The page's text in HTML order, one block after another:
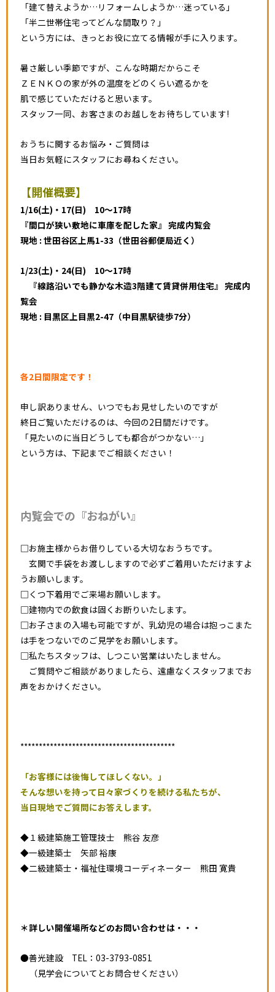
「建て替えようか…リフォームしようか…迷っている」
「半二世帯住宅ってどんな間取り？」
という方には、きっとお役に立てる情報が手に入ります。
暑さ厳しい季節ですが、こんな時期だからこそ
ＺＥＮＫＯの家が外の温度をどのくらい遮るかを
肌で感じていただけると思います。
スタッフ一同、お客さまのお越しをお待ちしています!
おうちに関するお悩み・ご質問は
当日お気軽にスタッフにお尋ねください。
【開催概要】
1/16(土)・17(日) 10～17時
『間口が狭い敷地に車庫を配した家』 完成内覧会
現地 : 世田谷区上馬1-33（世田谷郵便局近く）
1/23(土)・24(日) 10～17時
『線路沿いでも静かな木造3階建て賃貸併用住宅』 完成内
覧会
現地 : 目黒区上目黒2-47（中目黒駅徒歩7分）
各2日間限定です ！
申し訳ありません、いつでもお見せしたいのですが
終日ご覧いただけるのは、今回の2日間だけです。
「見たいのに当日どうしても都合がつかない…」
という方は、下記までご相談ください！
内覧会での『おねがい』
□お施主様からお借りしている大切なおうちです。
玄関で手袋をお渡ししますので必ずご着用いただけますよ
うお願いします。
□くつ下着用でご来場お願いします。
□建物内での飲食は固くお断りいたします。
□お子さまの入場も可能ですが、乳幼児の場合は抱っこまた
は手をつないでのご見学をお願いします。
□私たちスタッフは、しつこい営業はいたしません。
ご質問やご相談がありましたら、遠慮なくスタッフまでお
声をおかけください。
******************************************
「お客様には後悔してほしくない。」
そんな想いを持って日々家づくりを続ける私たちが、
当日現地でご質問にお答えします。
◆１級建築施工管理技士 熊谷 友彦
◆一級建築士 矢部 裕康
◆二級建築士・福祉住環境コーディネーター 熊田 寛貴
＊詳しい開催場所などのお問い合わせは・・・
●善光建設 TEL：03-3793-0851
（見学会についてとお問合せください）